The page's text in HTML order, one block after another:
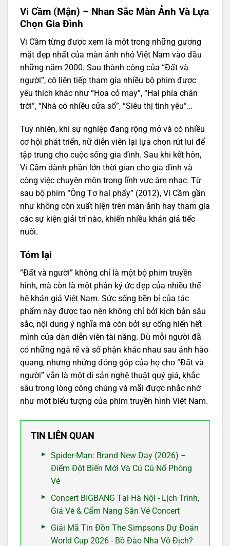
Vi Cầm (Mận) – Nhan Sắc Màn Ảnh Và Lựa
Chọn Gia Đình
Vi Cầm từng được xem là một trong những gương
mặt đẹp nhất của màn ảnh nhỏ Việt Nam vào đầu
những năm 2000. Sau thành công của “Đất và
người”, cô liên tiếp tham gia nhiều bộ phim được
yêu thích khác như “Hoa cỏ may”, “Hai phía chân
trời”, “Nhà có nhiều cửa sổ”, “Siêu thị tình yêu”…
Tuy nhiên, khi sự nghiệp đang rộng mở và có nhiều
cơ hội phát triển, nữ diễn viên lại lựa chọn rút lui để
tập trung cho cuộc sống gia đình. Sau khi kết hôn,
Vi Cầm dành phần lớn thời gian cho gia đình và
công việc chuyên môn trong lĩnh vực âm nhạc. Từ
sau bộ phim “Ông Tơ hai phẩy” (2012), Vi Cầm gần
như không còn xuất hiện trên màn ảnh hay tham gia
các sự kiện giải trí nào, khiến nhiều khán giả tiếc
nuối.
Tóm lại
“Đất và người” không chỉ là một bộ phim truyền
hình, mà còn là một phần ký ức đẹp của nhiều thế
hệ khán giả Việt Nam. Sức sống bền bỉ của tác
phẩm này được tạo nên không chỉ bởi kịch bản sâu
sắc, nội dung ý nghĩa mà còn bởi sự cống hiến hết
mình của dàn diễn viên tài năng. Dù mỗi người đã
có những ngã rẽ và số phận khác nhau sau ánh hào
quang, nhưng những đóng góp của họ cho “Đất và
người” vẫn là một di sản nghệ thuật quý giá, khắc
sâu trong lòng công chúng và mãi được nhắc nhớ
như một biểu tượng của phim truyền hình Việt Nam.
TIN LIÊN QUAN
Spider-Man: Brand New Day (2026) –
Điểm Đột Biến Mới Và Cú Cú Nổ Phòng
Vé
Concert BIGBANG Tại Hà Nội - Lịch Trình,
Giá Vé & Cẩm Nang Săn Vé Concert
Giải Mã Tin Đồn The Simpsons Dự Đoán
World Cup 2026 - Bồ Đào Nha Vô Địch?